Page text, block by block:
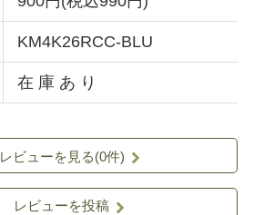
KM4K26RCC-BLU
在 庫 あ り
レビューを見る(0件)
レビューを投稿